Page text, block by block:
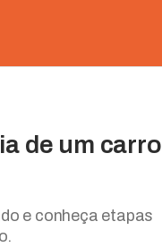
de um carro
e conheça etapas